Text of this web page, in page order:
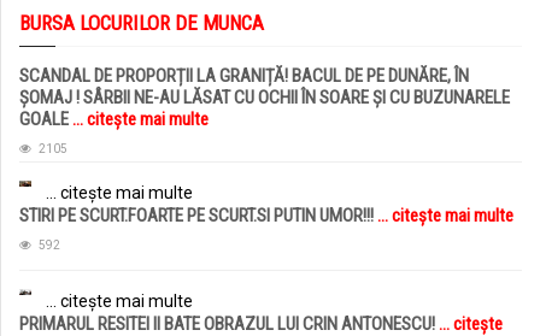
BURSA LOCURILOR DE MUNCA
SCANDAL DE PROPORȚII LA GRANIȚĂ! BACUL DE PE DUNĂRE, ÎN
ȘOMAJ ! SÂRBII NE-AU LĂSAT CU OCHII ÎN SOARE ȘI CU BUZUNARELE
GOALE... citește mai multe
2105
... citește mai multe
STIRI PE SCURT.FOARTE PE SCURT.SI PUTIN UMOR!!!... citește mai multe
592
... citește mai multe
PRIMARUL RESITEI II BATE OBRAZUL LUI CRIN ANTONESCU!... citește